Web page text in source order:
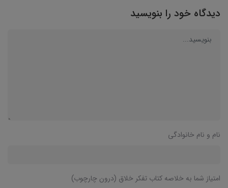
دیدگاه خود را بنویسید
نام و نام خانوادگی
امتیاز شما به خلاصه کتاب تفکر خلاق (درون چارچوب)